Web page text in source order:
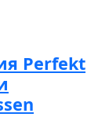
Perfekt